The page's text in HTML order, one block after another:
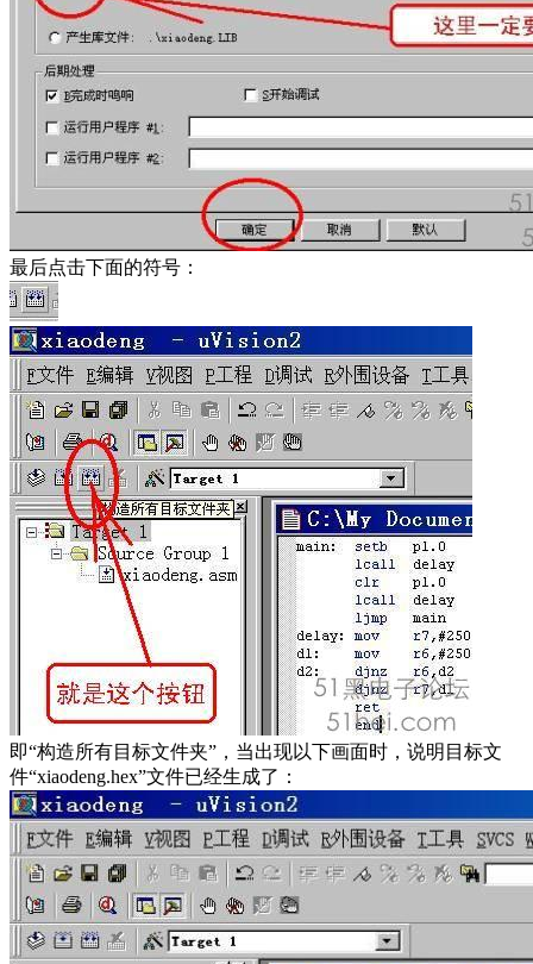
最后点击下面的符号：
即“构造所有目标文件夹”，当出现以下画面时，说明目标文
件“xiaodeng.hex”文件已经生成了：